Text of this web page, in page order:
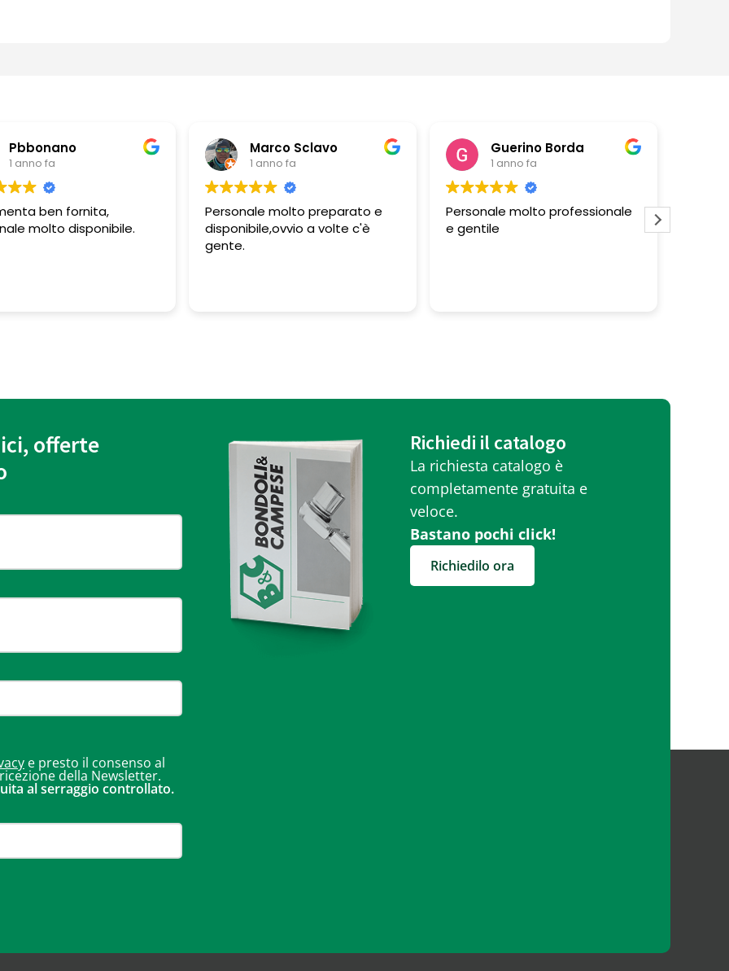
Pbbonano
1 anno fa
ben fornita,
molto disponibile.
Marco Sclavo
1 anno fa
Personale molto preparato e
disponibile,ovvio a volte c'è
gente.
Guerino Borda
1 anno fa
Personale molto professionale
e gentile
offerte
e presto il consenso al
della Newsletter.
al serraggio controllato.
Richiedi il catalogo
La richiesta catalogo è
completamente gratuita e
veloce.
Bastano pochi click!
Richiedilo ora